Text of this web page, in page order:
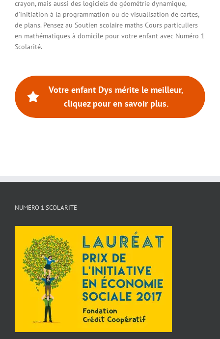
crayon, mais aussi des logiciels de géométrie dynamique,
d’initiation à la programmation ou de visualisation de cartes,
de plans. Pensez au Soutien scolaire maths Cours particuliers
en mathématiques à domicile pour votre enfant avec Numéro 1
Scolarité.
Votre enfant Dys mérite le meilleur,
cliquez pour en savoir plus.
NUMERO 1 SCOLARITE